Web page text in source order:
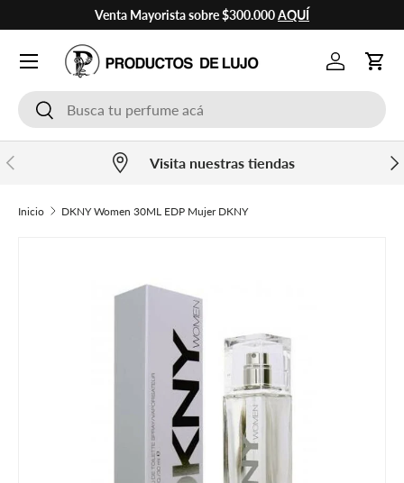
Ir al contenido
Venta Mayorista sobre $300.000AQUÍ
BuscarBuscar
Cuenta
Anterior Visita nuestras tiendas
Inicio DKNY Women 30ML EDP Mujer DKNY